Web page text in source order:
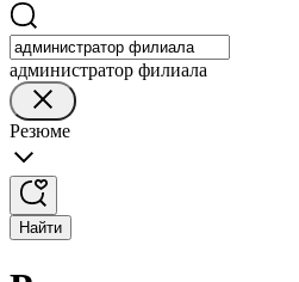
администратор филиала
Резюме
Найти